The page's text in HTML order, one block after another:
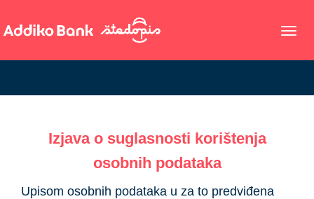
Izjava o suglasnosti korištenja
osobnih podataka
Upisom osobnih podataka u za to predviđena